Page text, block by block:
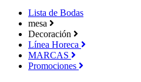
Lista de Bodas
mesa
Decoración
Línea Horeca
MARCAS
Promociones